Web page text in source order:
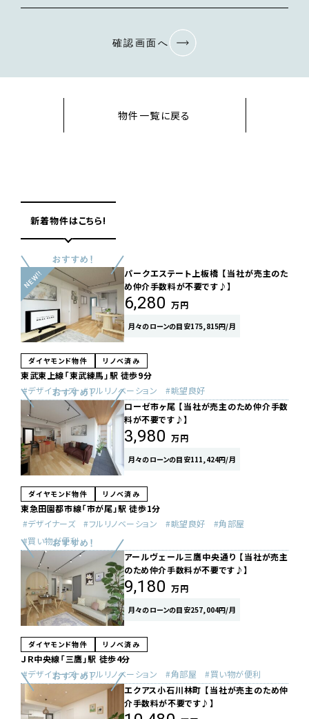
確認画面へ
物件一覧に戻る
新着物件はこちら!
パークエステート上板橋 【当社が売主のた
め仲介手数料が不要です♪】
6,280 万円
月々のローンの目安175,815円/月
ダイヤモンド物件 リノベ済み
東武東上線「東武練馬」駅 徒歩9分
デザイナーズ
フルリノベーション
眺望良好
ローゼ市ヶ尾 【当社が売主のため仲介手数
料が不要です♪】
3,980 万円
月々のローンの目安111,424円/月
ダイヤモンド物件 リノベ済み
東急田園都市線「市が尾」駅 徒歩1分
デザイナーズ
フルリノベーション 眺望良好
角部屋
買い物が便利
アールヴェール三鷹中央通り 【当社が売主
のため仲介手数料が不要です♪】
9,180 万円
月々のローンの目安257,004円/月
ダイヤモンド物件 リノベ済み
ＪＲ中央線「三鷹」駅 徒歩4分
デザイナーズ
フルリノベーション 角部屋
買い物が便利
エクアス小石川林町 【当社が売主のため仲
介手数料が不要です♪】